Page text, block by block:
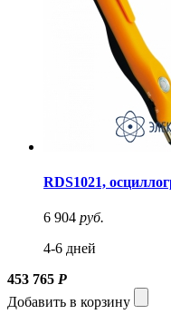
RDS1021,
6 904 руб.
4-6 дней
453 765 Р
Добавить в корзину